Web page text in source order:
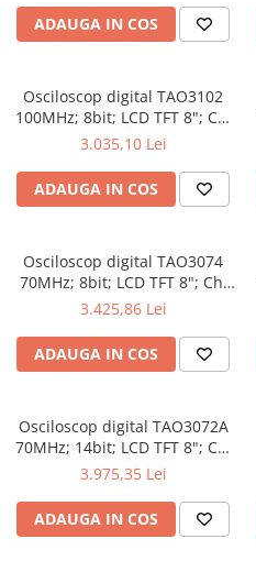
ADAUGA IN COS
Osciloscop digital TAO3102
100MHz; 8bit; LCD TFT 8"; Ch:
2; 1Gsps; 40Mpts pentru a
3.035,10 Lei
ADAUGA IN COS
Osciloscop digital TAO3074
70MHz; 8bit; LCD TFT 8"; Ch:
4; 1Gsps; 40Mpts compatibil
3.425,86 Lei
ADAUGA IN COS
Osciloscop digital TAO3072A
70MHz; 14bit; LCD TFT 8"; Ch:
2; 1Gsps; 40Mpts dotat cu
3.975,35 Lei
ADAUGA IN COS